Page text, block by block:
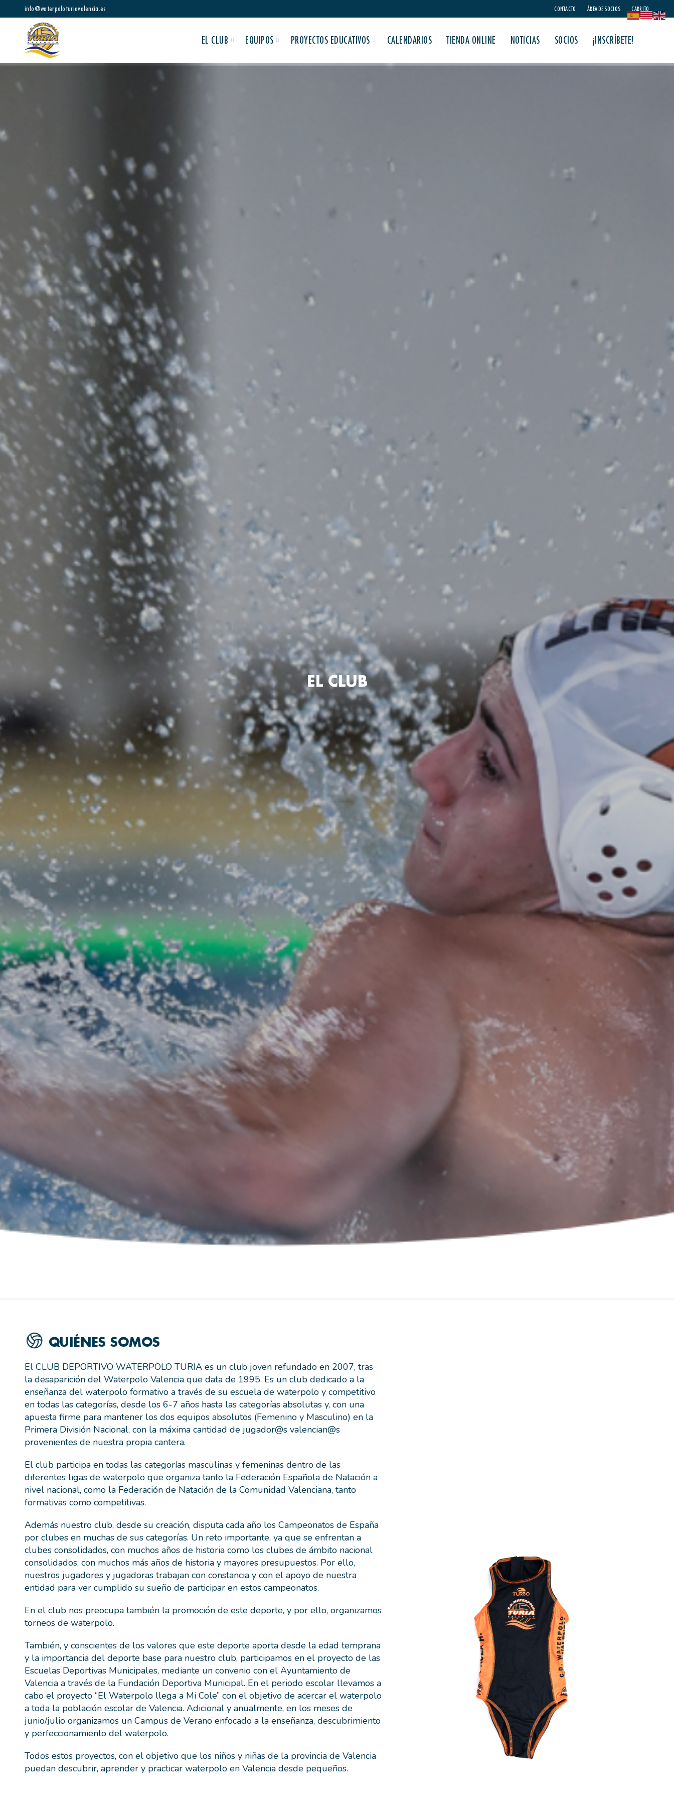
info@waterpoloturiavalencia.es CONTACTO ÁREA DE SOCIOS CARRITO
EL CLUB EQUIPOS PROYECTOS EDUCATIVOS CALENDARIOS TIENDA ONLINE NOTICIAS SOCIOS ¡INSCRÍBETE!
EL CLUB
QUIÉNES SOMOS
El CLUB DEPORTIVO WATERPOLO TURIA es un club joven refundado en 2007, tras
la desaparición del Waterpolo Valencia que data de 1995. Es un club dedicado a la
enseñanza del waterpolo formativo a través de su escuela de waterpolo y competitivo
en todas las categorías, desde los 6-7 años hasta las categorías absolutas y, con una
apuesta firme para mantener los dos equipos absolutos (Femenino y Masculino) en la
Primera División Nacional, con la máxima cantidad de jugador@s valencian@s
provenientes de nuestra propia cantera.
El club participa en todas las categorías masculinas y femeninas dentro de las
diferentes ligas de waterpolo que organiza tanto la Federación Española de Natación a
nivel nacional, como la Federación de Natación de la Comunidad Valenciana, tanto
formativas como competitivas.
Además nuestro club, desde su creación, disputa cada año los Campeonatos de España
por clubes en muchas de sus categorías. Un reto importante, ya que se enfrentan a
clubes consolidados, con muchos años de historia como los clubes de ámbito nacional
consolidados, con muchos más años de historia y mayores presupuestos. Por ello,
nuestros jugadores y jugadoras trabajan con constancia y con el apoyo de nuestra
entidad para ver cumplido su sueño de participar en estos campeonatos.
En el club nos preocupa también la promoción de este deporte, y por ello, organizamos
torneos de waterpolo.
También, y conscientes de los valores que este deporte aporta desde la edad temprana
y la importancia del deporte base para nuestro club, participamos en el proyecto de las
Escuelas Deportivas Municipales, mediante un convenio con el Ayuntamiento de
Valencia a través de la Fundación Deportiva Municipal. En el periodo escolar llevamos a
cabo el proyecto “El Waterpolo llega a Mi Cole” con el objetivo de acercar el waterpolo
a toda la población escolar de Valencia. Adicional y anualmente, en los meses de
junio/julio organizamos un Campus de Verano enfocado a la enseñanza, descubrimiento
y perfeccionamiento del waterpolo.
Todos estos proyectos, con el objetivo que los niños y niñas de la provincia de Valencia
puedan descubrir, aprender y practicar waterpolo en Valencia desde pequeños.